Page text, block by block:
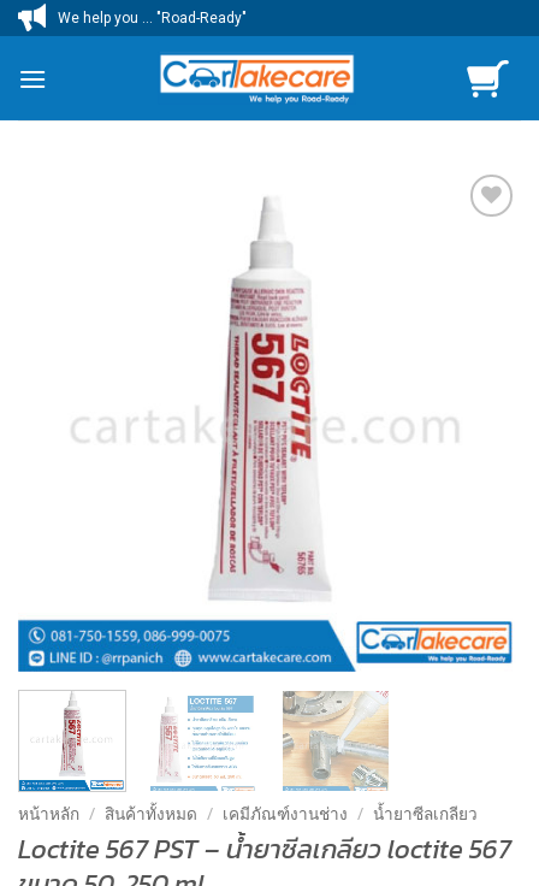
ข้าม
ไป
We help you ... "Road-Ready"
หน้าหลัก / สินค้าทั้งหมด / เคมีภัณฑ์งานช่าง / น้ำยาซีลเกลียว
Loctite 567 PST – น้ำยาซีลเกลียว loctite 567